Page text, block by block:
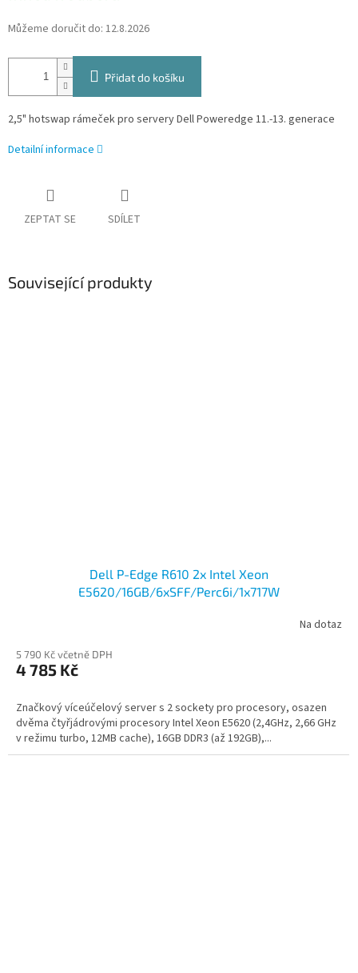
Můžeme doručit do: 12.8.2026
Přidat do košíku
2,5" hotswap rámeček pro servery Dell Poweredge 11.-13. generace
Detailní informace
ZEPTAT SE SDÍLET
Související produkty
Dell P-Edge R610 2x Intel Xeon
E5620/16GB/6xSFF/Perc6i/1x717W
Na dotaz
5 790 Kč včetně DPH
4 785 Kč
Značkový víceúčelový server s 2 sockety pro procesory, osazen
dvěma čtyřjádrovými procesory Intel Xeon E5620 (2,4GHz, 2,66 GHz
v režimu turbo, 12MB cache), 16GB DDR3 (až 192GB),...